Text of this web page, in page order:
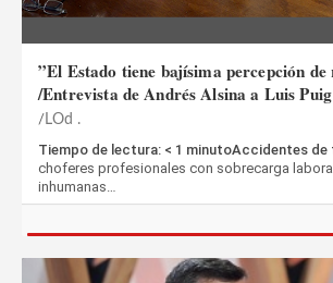
”El Estado tiene bajísima percepción de
/Entrevista de Andrés Alsina a Luis Puig
LOd .
Tiempo de lectura: < 1 minutoAccidentes
choferes profesionales con sobrecarga
inhumanas…